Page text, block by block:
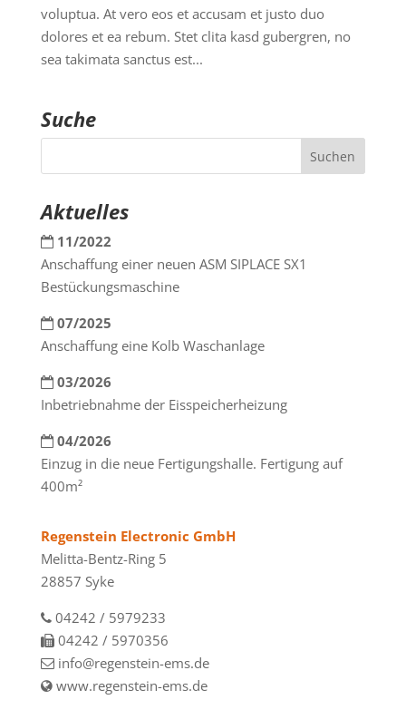
voluptua. At vero eos et accusam et justo duo
dolores et ea rebum. Stet clita kasd gubergren, no
sea takimata sanctus est...
Suche
Aktuelles
11/2022
Anschaffung einer neuen ASM SIPLACE SX1
Bestückungsmaschine
07/2025
Anschaffung eine Kolb Waschanlage
03/2026
Inbetriebnahme der Eisspeicherheizung
04/2026
Einzug in die neue Fertigungshalle. Fertigung auf
400m²
Regenstein Electronic GmbH
Melitta-Bentz-Ring 5
28857 Syke
04242 / 5979233
04242 / 5970356
info@regenstein-ems.de
www.regenstein-ems.de